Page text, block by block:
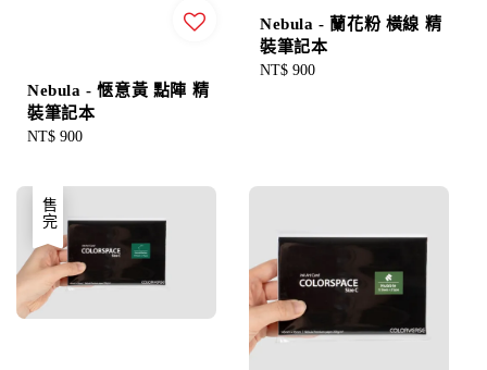
Nebula - 愜意黃 點陣 精
裝筆記本
Regular
NT$ 900
Nebula - 蘭花粉 橫線 精
裝筆記本
Regular
NT$ 900
售完